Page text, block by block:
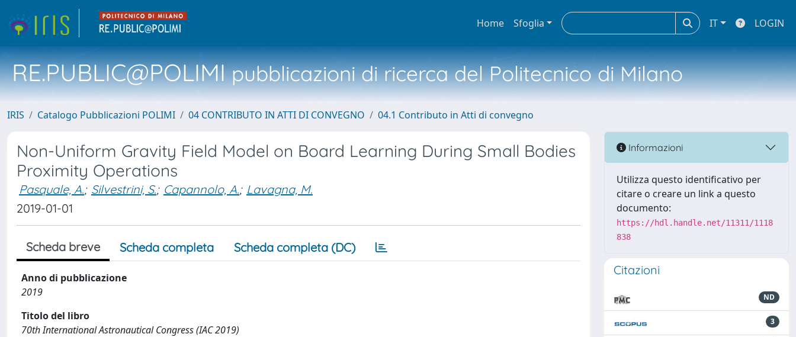
Home Sfoglia IT LOGIN
RE.PUBLIC@POLIMIpubblicazioni di ricerca del Politecnico di Milano
IRIS Catalogo Pubblicazioni POLIMI 04 CONTRIBUTO IN ATTI DI CONVEGNO 04.1 Contributo in Atti di convegno
Non-Uniform Gravity Field Model on Board Learning During Small Bodies
Proximity Operations
Pasquale, A.; Silvestrini, S.; Capannolo, A.; Lavagna, M.
2019-01-01
Scheda breve Scheda completa Scheda completa (DC)
Anno di pubblicazione
2019
Titolo del libro
70th International Astronautical Congress (IAC 2019)
Informazioni
Utilizza questo identificativo per
citare o creare un link a questo
documento:
https://hdl.handle.net/11311/1118
838
Citazioni
ND
3